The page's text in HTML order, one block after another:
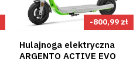
-800,99 zł
Hulajnoga elektryczna
ARGENTO ACTIVE EVO